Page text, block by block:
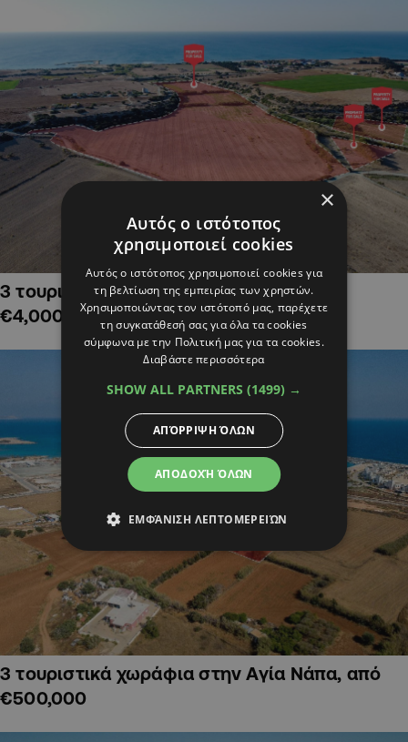
3 τουριστικά χωράφια στην Αλαμινό,
€4,000,000
3 τουριστικά χωράφια στην Αγία Νάπα, από
€500,000
×
Αυτός ο ιστότοπος
χρησιμοποιεί cookies
Αυτός ο ιστότοπος χρησιμοποιεί cookies για
τη βελτίωση της εμπειρίας των χρηστών.
Χρησιμοποιώντας τον ιστότοπό μας, παρέχετε
τη συγκατάθεσή σας για όλα τα cookies
σύμφωνα με την Πολιτική μας για τα cookies.
Διαβάστε περισσότερα
SHOW ALL PARTNERS (1499) →
ΑΠΟΔΟΧΉ ΌΛΩΝ
ΑΠΌΡΡΙΨΗ ΌΛΩΝ
ΕΜΦΆΝΙΣΗ ΛΕΠΤΟΜΕΡΕΙΏΝ